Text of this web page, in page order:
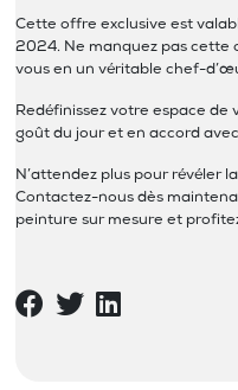
Cette offre exclusive est
2024. Ne manquez pas cette
vous en un véritable chef-
Redéfinissez votre espace de
goût du jour et en accord
N’attendez plus pour révéler
Contactez-nous dès
peinture sur mesure et